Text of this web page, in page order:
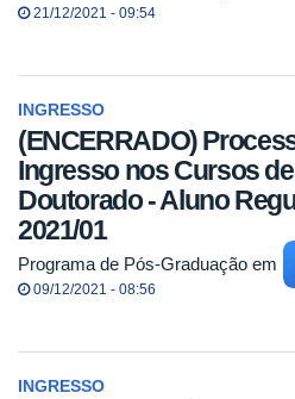
21/12/2021 - 09:54
INGRESSO
(ENCERRADO)
Ingresso nos Cursos
Doutorado - Aluno
2021/01
Programa de Pós-Graduação em
09/12/2021 - 08:56
INGRESSO